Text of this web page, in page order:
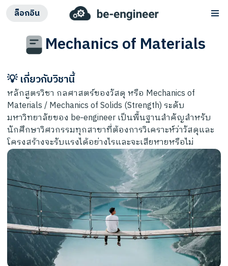
ล็อกอิน
คอร์สเรียน
เข้าสู่ระบบ
Mechanics of Materials
💡 เกี่ยวกับวิชานี้
หลักสูตรวิชา กลศาสตร์ของวัสดุ หรือ Mechanics of
Materials / Mechanics of Solids (Strength) ระดับ
มหาวิทยาลัยของ be‑engineer เป็นพื้นฐานสำคัญสำหรับ
นักศึกษาวิศวกรรมทุกสาขาที่ต้องการวิเคราะห์ว่าวัสดุและ
โครงสร้างจะรับแรงได้อย่างไรและจะเสียหายหรือไม่